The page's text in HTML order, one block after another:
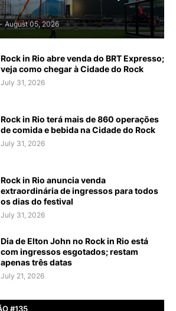
August 05, 2026
Rock in Rio abre venda do BRT Expresso;
veja como chegar à Cidade do Rock
July 31, 2026
Rock in Rio terá mais de 860 operações
de comida e bebida na Cidade do Rock
July 31, 2026
Rock in Rio anuncia venda
extraordinária de ingressos para todos
os dias do festival
July 31, 2026
Dia de Elton John no Rock in Rio está
com ingressos esgotados; restam
apenas três datas
July 21, 2026
#135